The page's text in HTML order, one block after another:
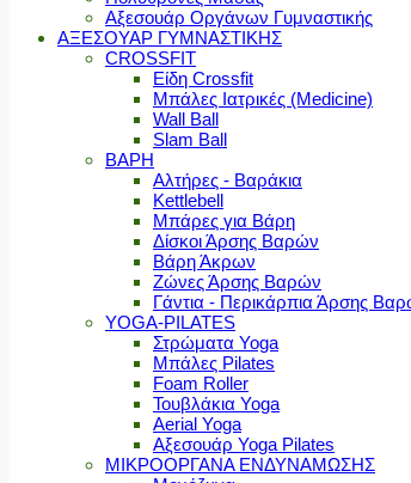
Αξεσουάρ Οργάνων Γυμναστικής
ΑΞΕΣΟΥΑΡ ΓΥΜΝΑΣΤΙΚΗΣ
CROSSFIT
Είδη Crossfit
Μπάλες Ιατρικές (Medicine)
Wall Ball
Slam Ball
ΒΑΡΗ
Αλτήρες - Βαράκια
Kettlebell
Μπάρες για Βάρη
Δίσκοι Άρσης Βαρών
Βάρη Άκρων
Ζώνες Άρσης Βαρών
Γάντια - Περικάρπια Άρσης
YOGA-PILATES
Στρώματα Yoga
Μπάλες Pilates
Foam Roller
Τουβλάκια Yoga
Aerial Yoga
Αξεσουάρ Yoga Pilates
ΜΙΚΡΟΟΡΓΑΝΑ ΕΝΔΥΝΑΜΩΣΗΣ